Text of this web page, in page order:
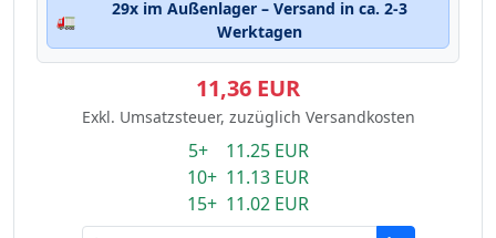
🚛
29x im Außenlager – Versand in ca. 2-3
Werktagen
11,36 EUR
Exkl. Umsatzsteuer, zuzüglich Versandkosten
5+ 11.25 EUR
10+ 11.13 EUR
15+ 11.02 EUR